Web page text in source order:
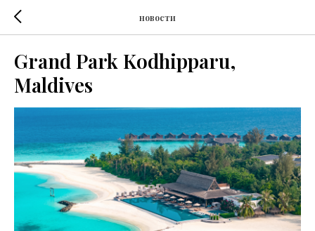
новости
Grand Park Kodhipparu,
Maldives